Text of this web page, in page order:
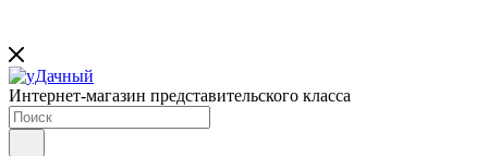
Интернет-магазин представительского класса